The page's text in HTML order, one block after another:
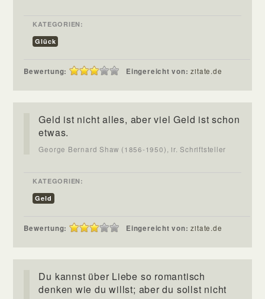
KATEGORIEN:
Glück
Bewertung: Eingereicht von:zitate.de
Geld ist nicht alles, aber viel Geld ist schon
etwas.
George Bernard Shaw (1856-1950), ir. Schriftsteller
KATEGORIEN:
Geld
Bewertung: Eingereicht von:zitate.de
Du kannst über Liebe so romantisch
denken wie du willst; aber du sollst nicht